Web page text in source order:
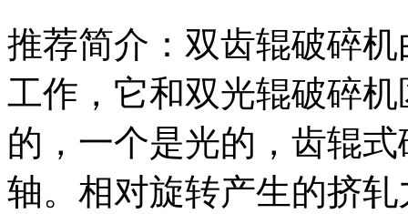
推荐简介：双齿辊破碎
工作，它和双光辊破碎
的，一个是光的，齿辊
轴。相对旋转产生的挤